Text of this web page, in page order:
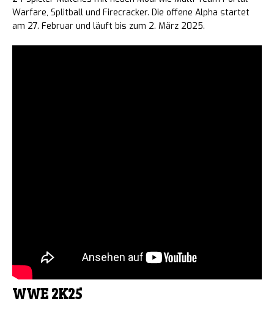
Warfare, Splitball und Firecracker. Die offene Alpha startet
am 27. Februar und läuft bis zum 2. März 2025.
WWE 2K25